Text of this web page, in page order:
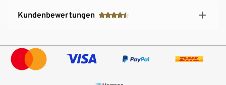
Kundenbewertungen